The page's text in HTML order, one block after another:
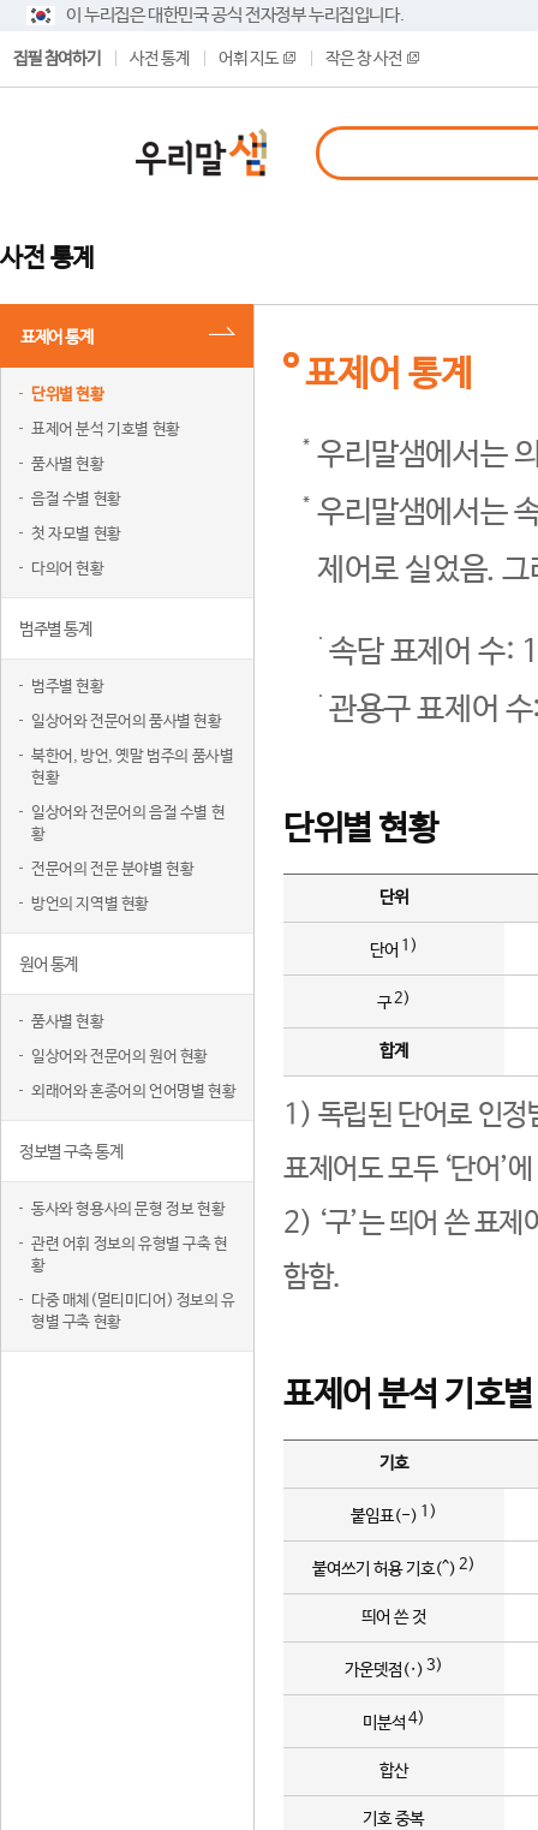
이 누리집은 대한민국 공식 전자정부 누리집입니다.
집필 참여하기 사전 통계 어휘 지도 작은 창 사전
사전 통계
표제어 통계
단위별 현황
표제어 분석 기호별 현황
품사별 현황
음절 수별 현황
첫 자모별 현황
다의어 현황
범주별 통계
범주별 현황
일상어와 전문어의 품사별 현황
북한어, 방언, 옛말 범주의 품사별
현황
일상어와 전문어의 음절 수별 현
황
전문어의 전문 분야별 현황
방언의 지역별 현황
원어 통계
품사별 현황
일상어와 전문어의 원어 현황
외래어와 혼종어의 언어명별 현황
정보별 구축 통계
동사와 형용사의 문형 정보 현황
관련 어휘 정보의 유형별 구축 현
황
다중 매체(멀티미디어) 정보의 유
형별 구축 현황
표제어 통계
우리말샘에서는
우리말샘에서는
제어로 실었음.
속담 표제어 수:
관용구 표제어
단위별 현황
단위
단어 1)
구2)
합계
1) 독립된 단어로 인정
표제어도 모두 ‘단어’
2) ‘구’는 띄어 쓴 표
함함.
표제어 분석 기호
기호
붙임표(-) 1)
붙여쓰기 허용 기호(^) 2)
띄어 쓴 것
가운뎃점(·) 3)
미분석 4)
합산
기호 중복